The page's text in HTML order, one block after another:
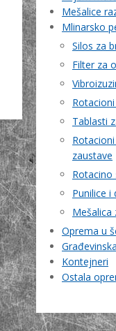
Mešalice
Mlinarsko
Silos za
Filter za
Tablasti
zaustave
Rotacino
Punilice i
Mešalica
Oprema u
Kontejneri
Ostala